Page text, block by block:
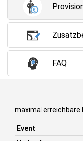
FAQ
maximal erreichbare
Event